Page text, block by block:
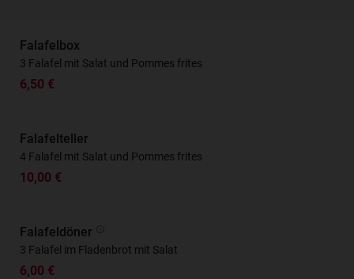
Falafelbox
3 Falafel mit Salat und Pommes frites
6,50 €
Falafelteller
4 Falafel mit Salat und Pommes frites
10,00 €
Falafeldöner
3 Falafel im Fladenbrot mit Salat
6,00 €